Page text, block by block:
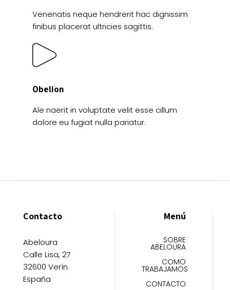
Venenatis neque hendrerit hac dignissim
finibus placerat ultricies sagittis.
Obelion
Ale naerit in voluptate velit esse cillum
dolore eu fugiat nulla pariatur.
Contacto
Abeloura
Calle Lisa, 27
32600 Verín
España
Menú
SOBRE
ABELOURA
COMO
TRABAJAMOS
CONTACTO